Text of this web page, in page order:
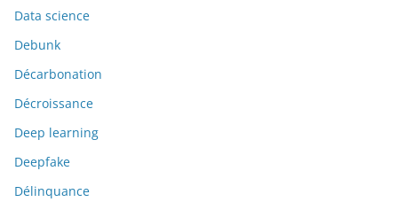
Data science
Debunk
Décarbonation
Décroissance
Deep learning
Deepfake
Délinquance